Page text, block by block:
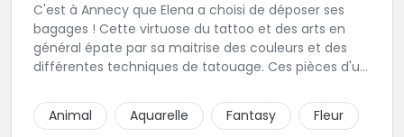
C'est à Annecy que Elena a choisi de déposer ses
bagages ! Cette virtuose du tattoo et des arts en
général épate par sa maitrise des couleurs et des
différentes techniques de tatouage. Ces pièces d'un
On vient de très loin pour se faire tatouer par cette
artiste ! N'hésitez pas à la contacter par téléphone:
Animal Aquarelle Fantasy
Fleur